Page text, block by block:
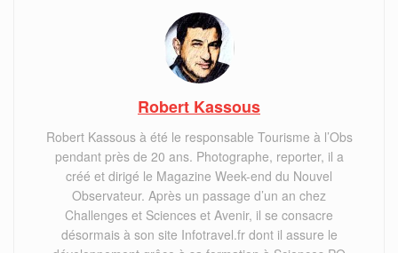
Robert Kassous
Robert Kassous à été le responsable Tourisme à l’Obs
pendant près de 20 ans. Photographe, reporter, il a
créé et dirigé le Magazine Week-end du Nouvel
Observateur. Après un passage d’un an chez
Challenges et Sciences et Avenir, il se consacre
désormais à son site Infotravel.fr dont il assure le